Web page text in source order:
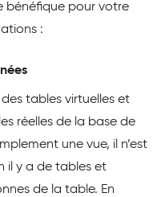
bénéfique pour votre
:
tables virtuelles et
réelles de la base de
une vue, il n’est
il y a de tables et
de la table. En